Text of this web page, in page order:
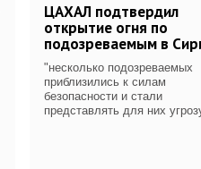
ЦАХАЛ подтвердил
открытие огня по
подозреваемым в
"несколько подозреваемых
приблизились к силам
безопасности и стали
представлять для них